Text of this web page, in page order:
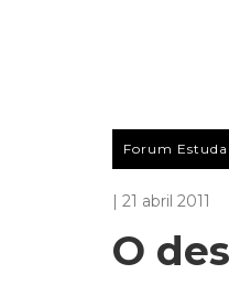
Forum
| 21 abril 2011
O